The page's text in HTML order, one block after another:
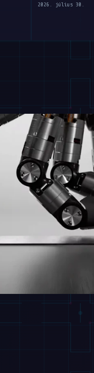
2026. július 30.